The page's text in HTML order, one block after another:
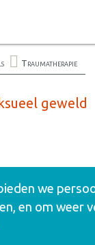
Traumatherapie
geweld
we
en om weer